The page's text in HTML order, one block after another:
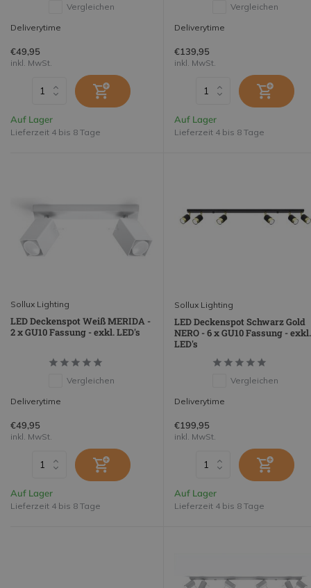
Vergleichen
Deliverytime
€49,95
inkl. MwSt.
Auf Lager
Lieferzeit 4 bis 8 Tage
Vergleichen
Deliverytime
€139,95
inkl. MwSt.
Auf Lager
Lieferzeit 4 bis 8 Tage
Sollux Lighting
LED Deckenspot Weiß MERIDA -
2 x GU10 Fassung - exkl. LED's
Vergleichen
Deliverytime
€49,95
inkl. MwSt.
Auf Lager
Lieferzeit 4 bis 8 Tage
Sollux Lighting
LED Deckenspot Schwarz Gold
NERO - 6 x GU10 Fassung - exkl.
LED's
Vergleichen
Deliverytime
€199,95
inkl. MwSt.
Auf Lager
Lieferzeit 4 bis 8 Tage